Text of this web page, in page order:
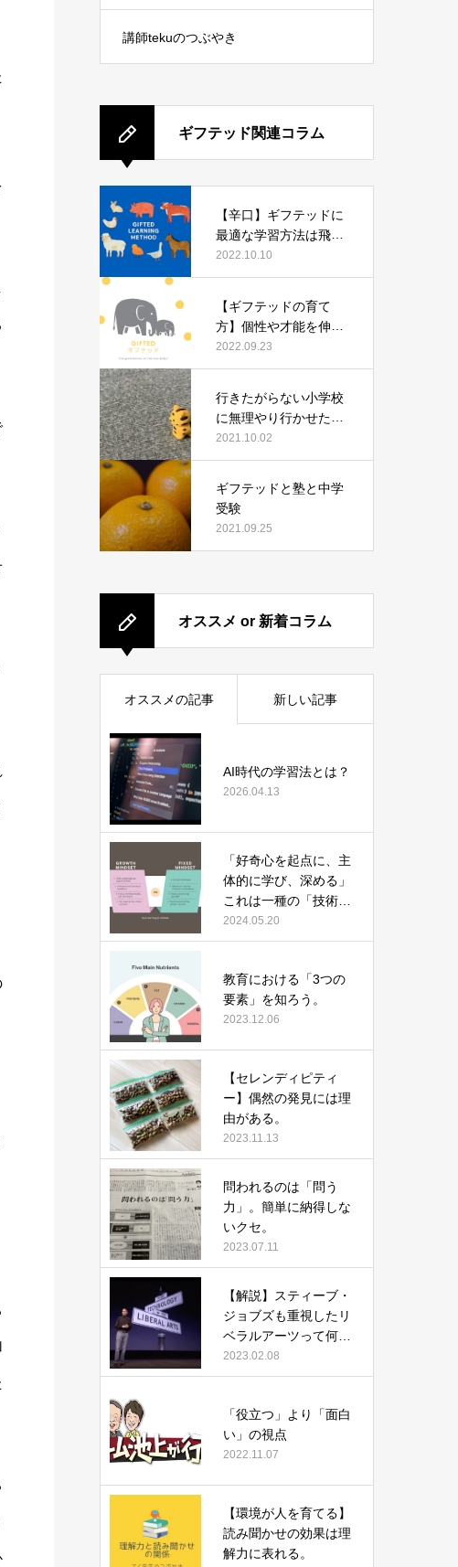
講師tekuのつぶやき
ギフテッド関連コラム
【辛口】ギフテッドに
最適な学習方法は飛び
級や先取りにあらず。
2022.10.10
【ギフテッドの育て
方】個性や才能を伸ば
す教育のコツや習い事
について真面目に語り
2022.09.23
行きたがらない小学校
に無理やり行かせた結
果〜行ってよかった？
の問いに中学生になっ
2021.10.02
ギフテッドと塾と中学
受験
2021.09.25
オススメ or 新着コラム
オススメの記事 新しい記事
AI時代の学習法とは？
2026.04.13
「好奇心を起点に、主
体的に学び、深める」
これは一種の「技術」
である。
2024.05.20
教育における「3つの
要素」を知ろう。
2023.12.06
【セレンディピティ
ー】偶然の発見には理
由がある。
2023.11.13
問われるのは「問う
力」。簡単に納得しな
いクセ。
2023.07.11
【解説】スティーブ・
ジョブズも重視したリ
ベラルアーツって何だ
ろう？
2023.02.08
「役立つ」より「面白
い」の視点
2022.11.07
【環境が人を育てる】
読み聞かせの効果は理
解力に表れる。